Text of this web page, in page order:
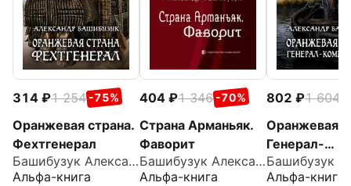
314 1 254 -75%
Оранжевая страна.
Фехтгенерал
Башибузук Александр
Альфа-книга
404 1 346 -70%
Страна Арманьяк.
Фаворит
Башибузук Александр
Альфа-книга
802 1 604
Оранжевая
Генерал-
коммандант
Альфа-книга